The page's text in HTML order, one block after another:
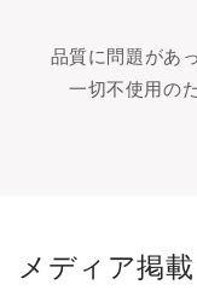
品質に問題があ
一切不使用の
メディア掲載